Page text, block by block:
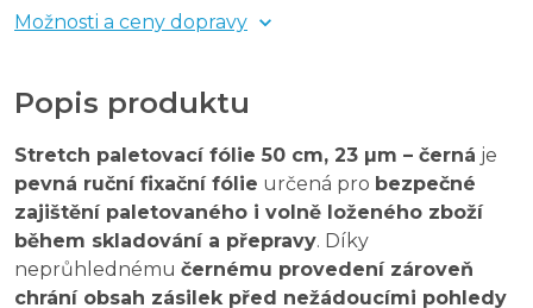
Možnosti a ceny dopravy
Popis produktu
Stretch paletovací fólie 50 cm, 23 µm – černá je
pevná ruční fixační fólie určená pro bezpečné
zajištění paletovaného i volně loženého zboží
během skladování a přepravy. Díky
neprůhlednému černému provedení zároveň
chrání obsah zásilek před nežádoucími pohledy